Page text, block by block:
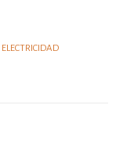
ELECTRICIDAD